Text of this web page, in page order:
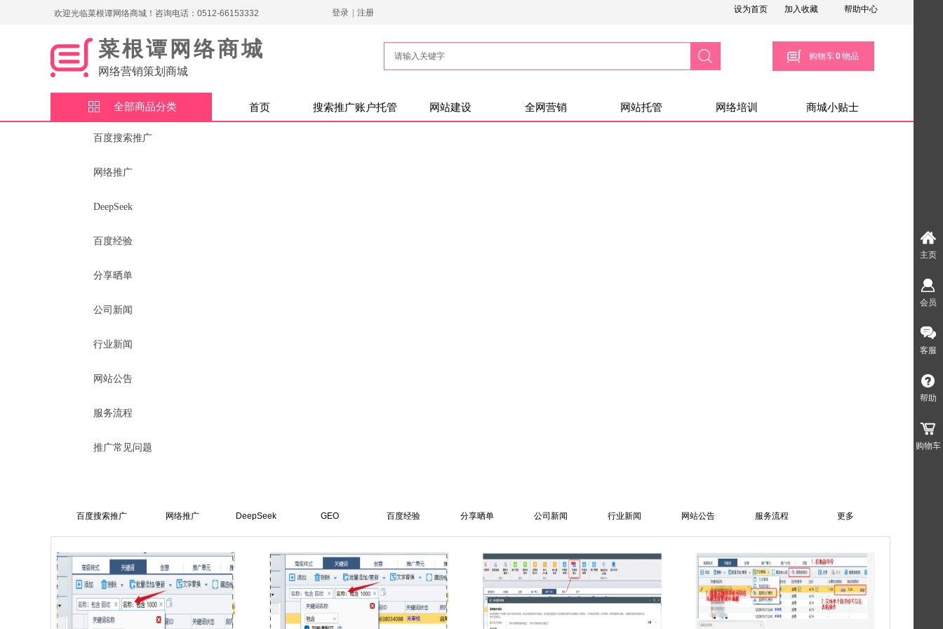
登录 注册
欢迎光临菜根谭网络商城！咨询电话：0512-66153332 设为首页 加入收藏 帮助中心
网络营销策划商城
购物车0物品
搜索
菜根谭网络商城
全部商品分类 首页 搜索推广账户托管 网站建设 全网营销 网站托管 网络培训 商城小贴士
百度搜索推广
网络推广
DeepSeek
百度经验
分享晒单
公司新闻
行业新闻
网站公告
服务流程
推广常见问题
百度搜索推广 网络推广 DeepSeek GEO 百度经验 分享晒单 公司新闻 行业新闻 网站公告 服务流程 更多
主页
会员
客服
帮助
购物车